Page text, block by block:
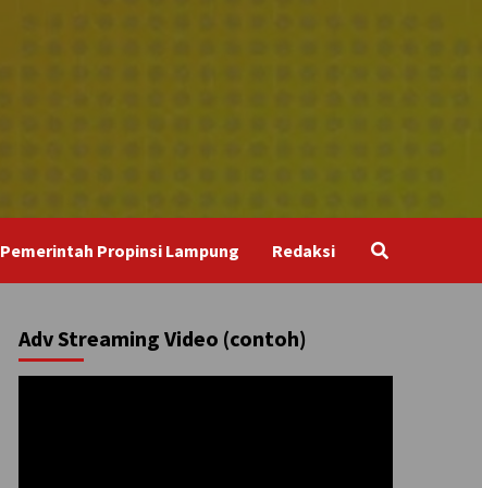
Pemerintah Propinsi Lampung Redaksi
Adv Streaming Video (contoh)